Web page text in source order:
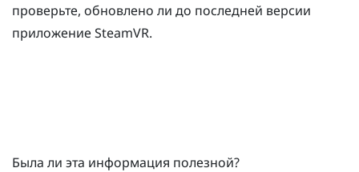
проверьте, обновлено ли до последней версии
приложение SteamVR.
Была ли эта информация полезной?